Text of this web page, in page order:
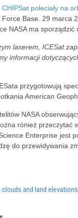
CHIPSat poleciały na
Base. 29
NASA ma
laserem, ICESat
informacji
przygotowują
American
NASA
rónież przeczytać
Enterprise jest
do przewidywania
and land elevations